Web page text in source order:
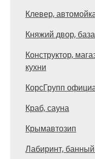
Клевер,
Княжий двор,
Конструктор,
кухни
КорсГрупп
Краб, сауна
Крымавтозип
Лабиринт,